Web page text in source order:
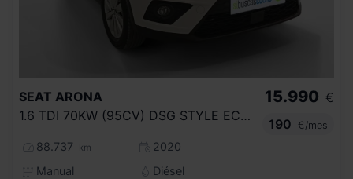
SEAT ARONA
1.6 TDI 70KW (95CV) DSG STYLE ECOMOTIVE
88.737 km
2020
Manual
Diésel
15.990 €
190
€/mes